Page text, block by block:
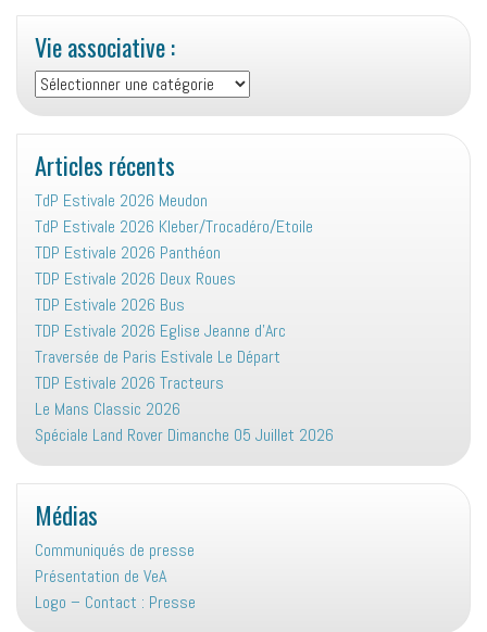
Vie associative :
Vie
associative
:
Articles récents
TdP Estivale 2026 Meudon
TdP Estivale 2026 Kleber/Trocadéro/Etoile
TDP Estivale 2026 Panthéon
TDP Estivale 2026 Deux Roues
TDP Estivale 2026 Bus
TDP Estivale 2026 Eglise Jeanne d’Arc
Traversée de Paris Estivale Le Départ
TDP Estivale 2026 Tracteurs
Le Mans Classic 2026
Spéciale Land Rover Dimanche 05 Juillet 2026
Médias
Communiqués de presse
Présentation de VeA
Logo – Contact : Presse